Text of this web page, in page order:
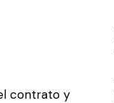
contrato y